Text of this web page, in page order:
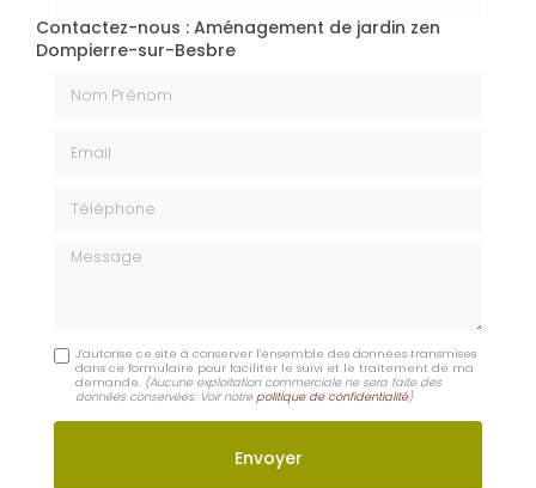
Contactez-nous : Aménagement de jardin zen
Dompierre-sur-Besbre
Message
J'autorise ce site à conserver l'ensemble des données transmises
dans ce formulaire pour faciliter le suivi et le traitement de ma
demande. (Aucune exploitation commerciale ne sera faite des
données conservées. Voir notrepolitique de confidentialité)